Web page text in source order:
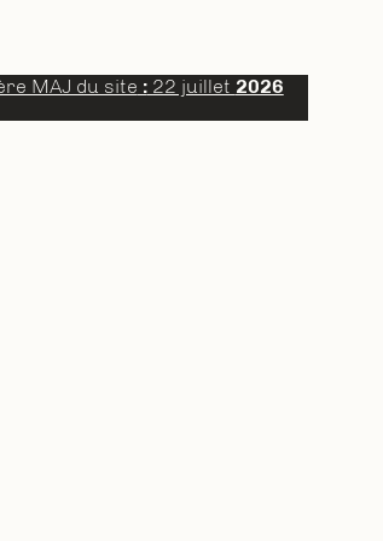
MAJ du site :22 juillet 2026